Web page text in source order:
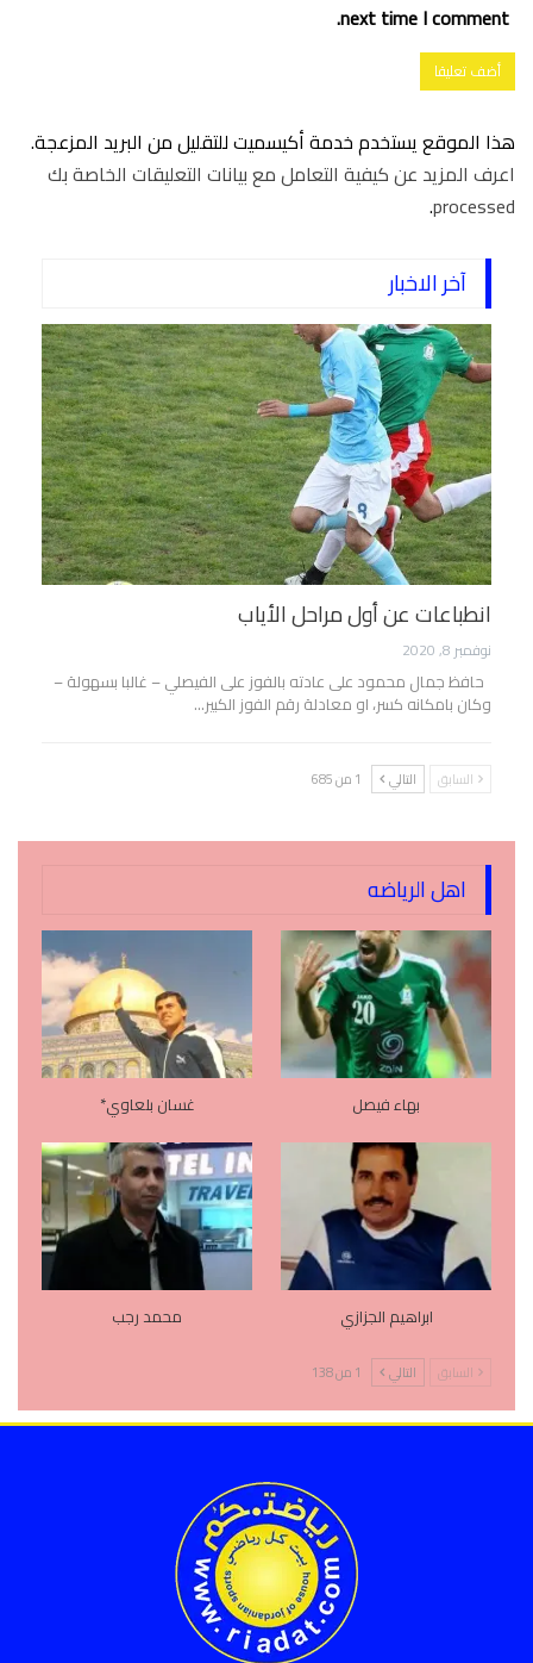
next time I comment.
هذا الموقع يستخدم خدمة أكيسميت للتقليل من البريد المزعجة.
اعرف المزيد عن كيفية التعامل مع بيانات التعليقات الخاصة بك
processed
.
آخر الاخبار
انطباعات عن أول مراحل الأياب
نوفمبر 8, 2020
حافظ جمال محمود على عادته بالفوز على الفيصلي – غالبا بسهولة –
وكان بامكانه كسر، او معادلة رقم الفوز الكبير…
السابق التالي 1 من 685
اهل الرياضه
بهاء فيصل غسان بلعاوي*
ابراهيم الجزازي محمد رجب
السابق التالي 1 من 138